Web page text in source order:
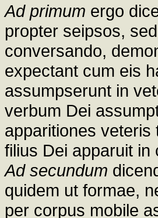
Ad primum ergo
propter seipsos,
conversando,
expectant cum eis
assumpserunt in
verbum Dei
apparitiones veteris
filius Dei apparuit in
Ad secundum
quidem ut formae,
per corpus mobile